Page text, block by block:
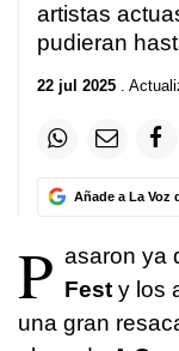
artistas
pudieran
22 jul 2025 .
Añade a La Voz
P asaron ya
Fest y los
una gran